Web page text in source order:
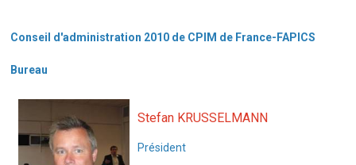
Conseil d'administration 2010 de CPIM de France-FAPICS
Bureau
Stefan KRUSSELMANN
Président